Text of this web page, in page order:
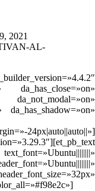
2021
da_has_close=»on»
da_not_modal=»on»
24px|auto||auto||»]